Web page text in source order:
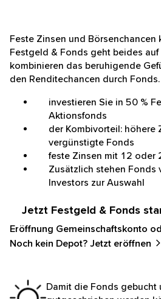
Feste Zinsen und Börsenchancen
Festgeld & Fonds geht beides auf
kombinieren das beruhigende
den Renditechancen durch Fonds.
investieren Sie in 50 %
Aktionsfonds
der Kombivorteil: höhere
vergünstigte Fonds
feste Zinsen mit 12 oder
Zusätzlich stehen Fonds
Investors zur Auswahl
Jetzt Festgeld & Fonds
Eröffnung Gemeinschaftskonto
Noch kein Depot? Jetzt eröffnen
Damit die Fonds gebucht